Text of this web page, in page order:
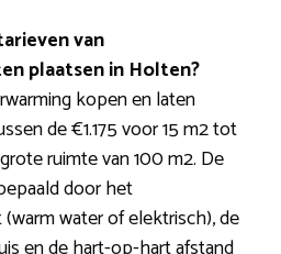
van
plaatsen in Holten?
kopen en laten
de €1.175 voor 15 m2 tot
ruimte van 100 m2. De
door het
water of elektrisch), de